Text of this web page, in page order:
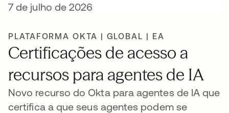
7 de julho de 2026
PLATAFORMA OKTA | GLOBAL | EA
Certificações de acesso a
recursos para agentes de IA
Novo recurso do Okta para agentes de IA que
certifica a que seus agentes podem se